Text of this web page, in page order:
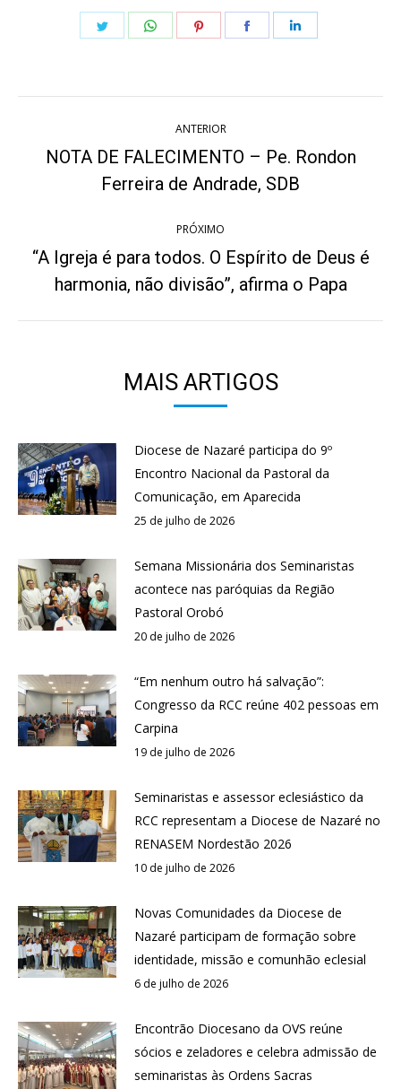
Share
Share
Share
Share
ANTERIOR
Post
anterior:
NOTA DE FALECIMENTO – Pe. Rondon
Ferreira de Andrade, SDB
PRÓXIMO
Próximo
post:
“A Igreja é para todos. O Espírito de Deus é
harmonia, não divisão”, afirma o Papa
MAIS ARTIGOS
Diocese de Nazaré participa do 9º
Encontro Nacional da Pastoral da
Comunicação, em Aparecida
25 de julho de 2026
Semana Missionária dos Seminaristas
acontece nas paróquias da Região
Pastoral Orobó
20 de julho de 2026
“Em nenhum outro há salvação”:
Congresso da RCC reúne 402 pessoas em
Carpina
19 de julho de 2026
Seminaristas e assessor eclesiástico da
RCC representam a Diocese de Nazaré no
RENASEM Nordestão 2026
10 de julho de 2026
Novas Comunidades da Diocese de
Nazaré participam de formação sobre
identidade, missão e comunhão eclesial
6 de julho de 2026
Encontrão Diocesano da OVS reúne
sócios e zeladores e celebra admissão de
seminaristas às Ordens Sacras